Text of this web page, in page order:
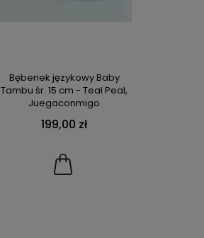
Bębenek językowy Baby
Tambu śr. 15 cm - Teal Peal,
Juegaconmigo
199,00 zł